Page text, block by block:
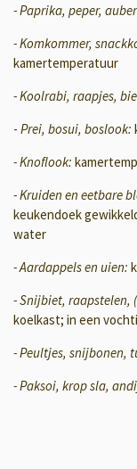
- Paprika, peper,
- Komkommer,
kamertemperatuur
- Koolrabi, raapjes,
- Prei, bosui, boslook:
- Knoflook:
- Kruiden en eetbare
keukendoek
water
- Aardappels en uien:
- Snijbiet, raapstelen,
koelkast; in een
- Peultjes, snijbonen,
- Paksoi, krop sla,